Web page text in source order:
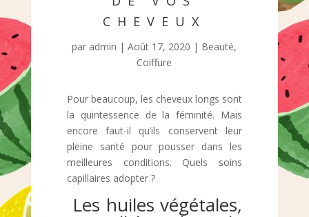
CHEVEUX
par admin |Août 17, 2020 | Beauté,
Coiffure
Pour beaucoup, les cheveux longs sont
la quintessence de la féminité. Mais
encore faut-il qu’ils conservent leur
pleine santé pour pousser dans les
meilleures conditions. Quels soins
capillaires adopter ?
Les huiles végétales,